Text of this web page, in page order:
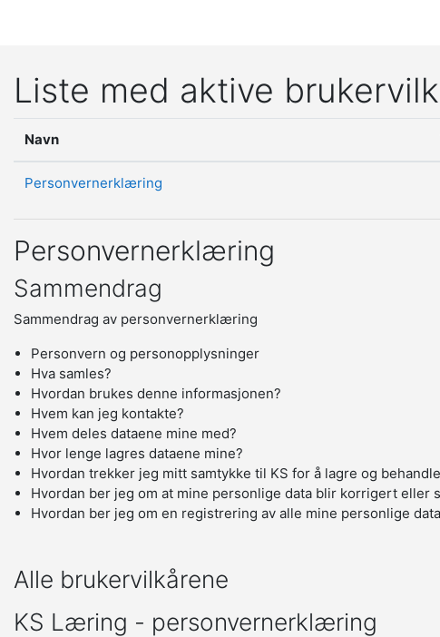
Liste med aktive
Navn
Personvernerklæring
Personvernerklæring
Sammendrag
Sammendrag av personvernerklæring
Personvern og personopplysninger
Hva samles?
Hvordan brukes denne informasjonen?
Hvem kan jeg kontakte?
Hvem deles dataene mine med?
Hvor lenge lagres dataene mine?
Hvordan trekker jeg mitt samtykke til KS for å lagre og
Hvordan ber jeg om at mine personlige data blir korrigert eller
Hvordan ber jeg om en registrering av alle mine personlige
Alle brukervilkårene
KS Læring - personvernerklæring